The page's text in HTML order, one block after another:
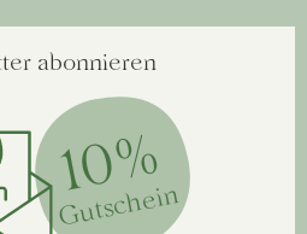
abonnieren
10%
Gutschein